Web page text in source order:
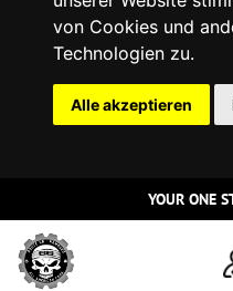
von Cookies und
Technologien zu.
Alle akzeptieren
YOUR ONE